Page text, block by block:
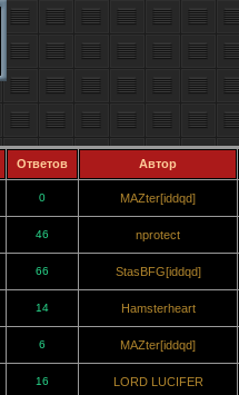
Ответов Автор
0 MAZter[iddqd]
46 nprotect
66 StasBFG[iddqd]
14 Hamsterheart
6 MAZter[iddqd]
16 LORD LUCIFER